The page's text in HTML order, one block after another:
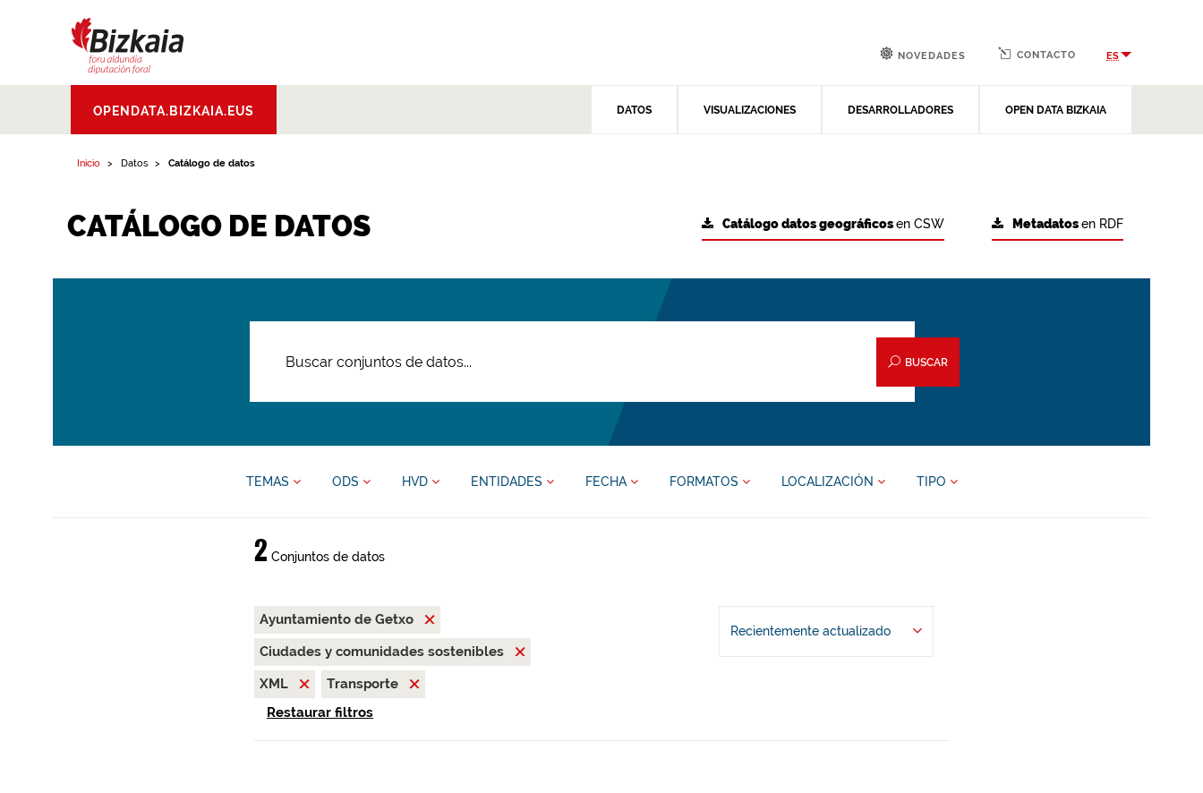
Aldundia.Diputacion
Foral de Bizkaia
OPENDATA.BIZKAIA.EUS DATOS VISUALIZACIONES DESARROLLADORES OPEN DATA BIZKAIA
NOVEDADES CONTACTO ES
Inicio Datos Catálogo de datos
CATÁLOGO DE DATOS Metadatosen RDF
Catálogo datos geográficosen CSW
BUSCAR
TEMAS ODS HVD ENTIDADES FECHA FORMATOS LOCALIZACIÓN TIPO
2 Conjuntos de datos
Ayuntamiento de Getxo
Ciudades y comunidades sostenibles
XML
Transporte
Restaurar filtros
Recientemente actualizado